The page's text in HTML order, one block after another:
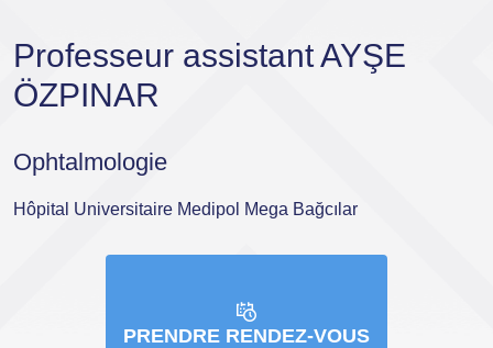
Professeur assistant AYŞE
ÖZPINAR
Ophtalmologie
Hôpital Universitaire Medipol Mega Bağcılar
PRENDRE RENDEZ-VOUS